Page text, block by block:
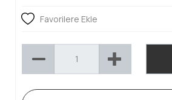
Favorilere Ekle